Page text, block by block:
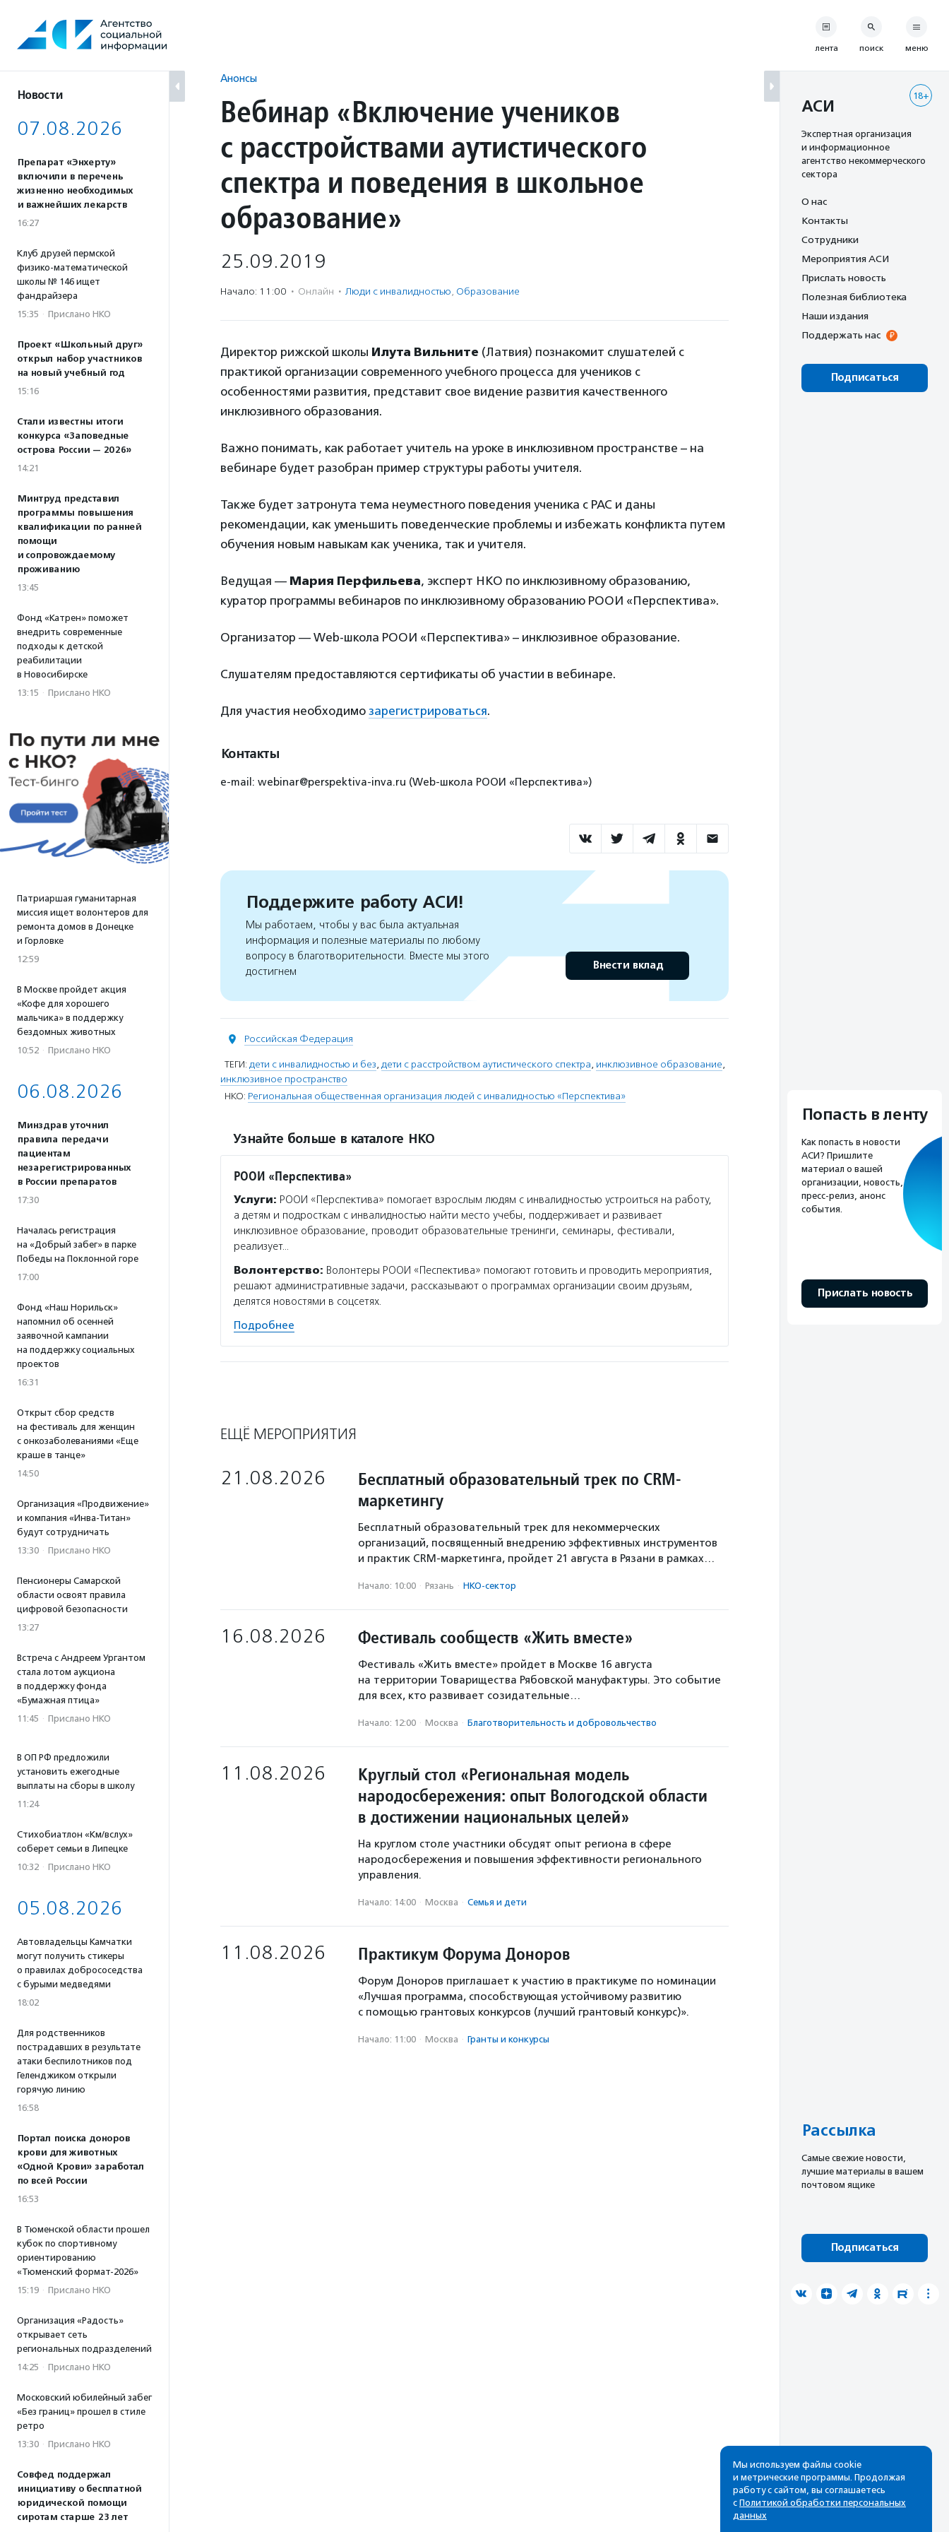
содержанию
Новости
07.08.2026
Препарат «Энхерту»
включили в перечень
жизненно необходимых
и важнейших лекарств
16:27
Клуб друзей пермской
физико-математической
школы № 146 ищет
фандрайзера
15:35 · Прислано НКО
Проект «Школьный друг»
открыл набор участников
на новый учебный год
15:16
Стали известны итоги
конкурса «Заповедные
острова России — 2026»
14:21
Минтруд представил
программы повышения
квалификации по ранней
помощи
и сопровождаемому
проживанию
13:45
Фонд «Катрен» поможет
внедрить современные
подходы к детской
реабилитации
в Новосибирске
13:15 · Прислано НКО
Патриаршая гуманитарная
миссия ищет волонтеров для
ремонта домов в Донецке
и Горловке
12:59
В Москве пройдет акция
«Кофе для хорошего
мальчика» в поддержку
бездомных животных
10:52 · Прислано НКО
06.08.2026
Минздрав уточнил
правила передачи
пациентам
незарегистрированных
в России препаратов
17:30
Началась регистрация
на «Добрый забег» в парке
Победы на Поклонной горе
17:00
Фонд «Наш Норильск»
напомнил об осенней
заявочной кампании
на поддержку социальных
проектов
16:31
Открыт сбор средств
на фестиваль для женщин
с онкозаболеваниями «Еще
краше в танце»
14:50
Организация «Продвижение»
и компания «Инва-Титан»
будут сотрудничать
13:30 · Прислано НКО
Пенсионеры Самарской
области освоят правила
цифровой безопасности
13:27
Встреча с Андреем Ургантом
стала лотом аукциона
в поддержку фонда
«Бумажная птица»
11:45 · Прислано НКО
В ОП РФ предложили
установить ежегодные
выплаты на сборы в школу
11:24
Стихобиатлон «Км/вслух»
соберет семьи в Липецке
10:32 · Прислано НКО
05.08.2026
Автовладельцы Камчатки
могут получить стикеры
о правилах добрососедства
с бурыми медведями
18:02
Для родственников
пострадавших в результате
атаки беспилотников под
Геленджиком открыли
горячую линию
16:58
Портал поиска доноров
крови для животных
«Одной Крови» заработал
по всей России
16:53
В Тюменской области прошел
кубок по спортивному
ориентированию
«Тюменский формат-2026»
15:19 · Прислано НКО
Организация «Радость»
открывает сеть
региональных подразделений
14:25 · Прислано НКО
Московский юбилейный забег
«Без границ» прошел в стиле
ретро
13:30 · Прислано НКО
Совфед поддержал
инициативу о бесплатной
юридической помощи
сиротам старше 23 лет
Анонсы
Вебинар «Включение учеников
с расстройствами аутистического
спектра и поведения в школьное
образование»
25.09.2019
Начало: 11:00 · Онлайн · Люди с инвалидностью, Образование
Директор рижской школы Илута Вильните (Латвия) познакомит слушателей с
практикой организации современного учебного процесса для учеников с
особенностями развития, представит свое видение развития качественного
инклюзивного образования.
Важно понимать, как работает учитель на уроке в инклюзивном пространстве – на
вебинаре будет разобран пример структуры работы учителя.
Также будет затронута тема неуместного поведения ученика с РАС и даны
рекомендации, как уменьшить поведенческие проблемы и избежать конфликта путем
обучения новым навыкам как ученика, так и учителя.
Ведущая — Мария Перфильева, эксперт НКО по инклюзивному образованию,
куратор программы вебинаров по инклюзивному образованию РООИ «Перспектива».
Организатор — Web-школа РООИ «Перспектива» – инклюзивное образование.
Слушателям предоставляются сертификаты об участии в вебинаре.
Для участия необходимо зарегистрироваться.
Контакты
e-mail: webinar@perspektiva-inva.ru (Web-школа РООИ «Перспектива»)
Поддержите работу АСИ!
Мы работаем, чтобы у вас была актуальная
информация и полезные материалы по любому
вопросу в благотворительности. Вместе мы этого
достигнем
Внести вклад
Российская Федерация
ТЕГИ: дети с инвалидностью и без, дети с расстройством аутистического спектра, инклюзивное образование,
инклюзивное пространство
НКО: Региональная общественная организация людей с инвалидностью «Перспектива»
Узнайте больше в каталоге НКО
РООИ «Перспектива»
Услуги: РООИ «Перспектива» помогает взрослым людям с инвалидностью устроиться на работу,
а детям и подросткам с инвалидностью найти место учебы, поддерживает и развивает
инклюзивное образование, проводит образовательные тренинги, семинары, фестивали,
реализует…
Волонтерство: Волонтеры РООИ «Песпектива» помогают готовить и проводить мероприятия,
решают административные задачи, рассказывают о программах организации своим друзьям,
делятся новостями в соцсетях.
Подробнее
ЕЩЁ МЕРОПРИЯТИЯ
21.08.2026
Бесплатный образовательный трек по CRM-
маркетингу
Бесплатный образовательный трек для некоммерческих
организаций, посвященный внедрению эффективных инструментов
и практик CRM-маркетинга, пройдет 21 августа в Рязани в рамках…
Начало: 10:00 · Рязань · НКО-сектор
16.08.2026 Фестиваль сообществ «Жить вместе»
Фестиваль «Жить вместе» пройдет в Москве 16 августа
на территории Товарищества Рябовской мануфактуры. Это событие
для всех, кто развивает созидательные…
Начало: 12:00 · Москва · Благотвори­тель­ность и доброволь­чест­во
11.08.2026
Круглый стол «Региональная модель
народосбережения: опыт Вологодской области
в достижении национальных целей»
На круглом столе участники обсудят опыт региона в сфере
народосбережения и повышения эффективности регионального
управления.
Начало: 14:00 · Москва · Семья и дети
11.08.2026 Практикум Форума Доноров
Форум Доноров приглашает к участию в практикуме по номинации
«Лучшая программа, способствующая устойчивому развитию
с помощью грантовых конкурсов (лучший грантовый конкурс)».
Начало: 11:00 · Москва · Гранты и конкурсы
лента поиск меню
18+
АСИ
Экспертная организация
и информационное
агентство некоммерческого
сектора
О нас
Контакты
Сотрудники
Мероприятия АСИ
Прислать новость
Полезная библиотека
Наши издания
Поддержать нас
Подписаться
Попасть в ленту
Как попасть в новости
АСИ? Пришлите
материал о вашей
организации, новость,
пресс-релиз, анонс
события.
Прислать новость
Рассылка
Cамые свежие новости,
лучшие материалы в вашем
почтовом ящике
Подписаться
Мы используем файлы cookie
и метрические программы. Продолжая
работу с сайтом, вы соглашаетесь
с Политикой обработки персональных
данных